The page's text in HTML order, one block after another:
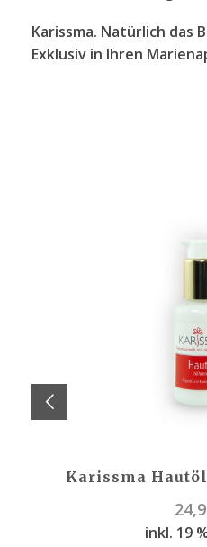
Karissma. Natürlich das
Exklusiv in Ihren
Karissma
inkl. 19